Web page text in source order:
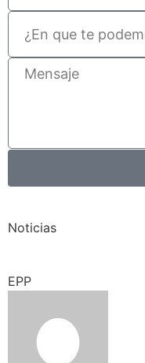
Noticias
EPP